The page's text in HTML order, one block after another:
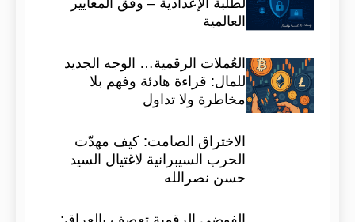
لطلبة الإعدادية – وفق المعايير
العالمية
العُملات الرقمية… الوجه الجديد
للمال: قراءة هادئة وفهم بلا
مخاطرة ولا تداول
الاختراق الصامت: كيف مهدّت
الحرب السيبرانية لاغتيال السيد
حسن نصرالله